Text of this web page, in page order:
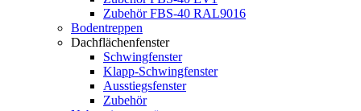
Zubehör FBS-40 RAL9016
Bodentreppen
Dachflächenfenster
Schwingfenster
Klapp-Schwingfenster
Ausstiegsfenster
Zubehör